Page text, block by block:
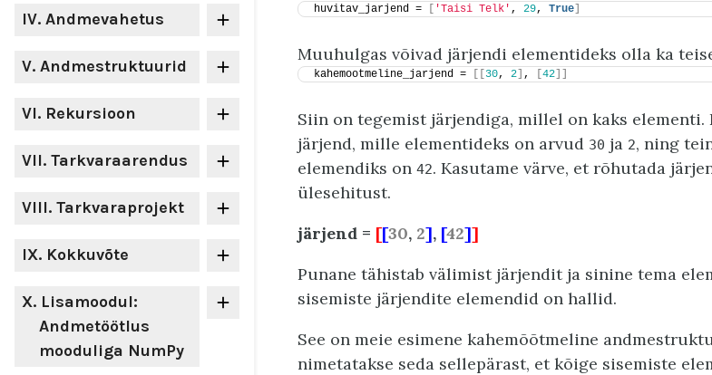
IV. Andmevahetus
V. Andmestruktuurid
VI. Rekursioon
VII. Tarkvaraarendus
VIII. Tarkvaraprojekt
IX. Kokkuvõte
X. Lisamoodul:
Andmetöötlus
mooduliga NumPy
huvitav_jarjend = 'Taisi Telk' , 29, True
Muuhulgas võivad järjendi elementideks olla ka
kahemootmeline_jarjend = 30, 2 , 42
Siin on tegemist järjendiga, millel on kaks elementi.
järjend, mille elementideks on arvud 30 ja 2, ning
elemendiks on 42. Kasutame värve, et rõhutada
ülesehitust.
järjend = [[30, 2], [42]]
Punane tähistab välimist järjendit ja sinine tema
sisemiste järjendite elemendid on hallid.
See on meie esimene kahemõõtmeline
nimetatakse seda sellepärast, et kõige sisemiste